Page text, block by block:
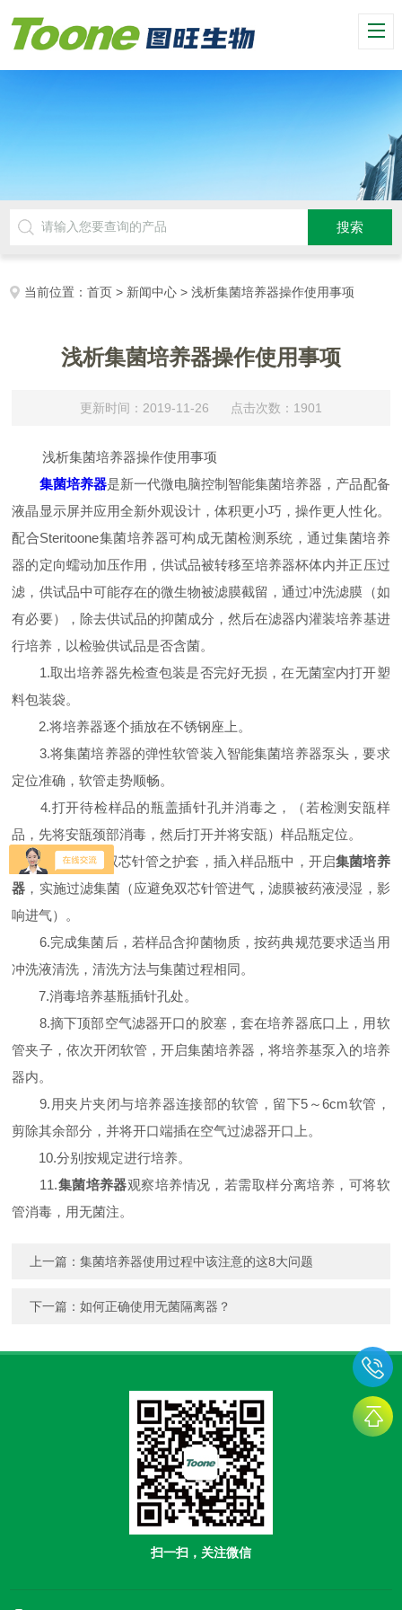
当前位置：首页 > 新闻中心 > 浅析集菌培养器操作使用事项
浅析集菌培养器操作使用事项
更新时间：2019-11-26 点击次数：1901
浅析集菌培养器操作使用事项
集菌培养器是新一代微电脑控制智能集菌培养器，产品配备
液晶显示屏并应用全新外观设计，体积更小巧，操作更人性化。
配合Steritoone集菌培养器可构成无菌检测系统，通过集菌培养
器的定向蠕动加压作用，供试品被转移至培养器杯体内并正压过
滤，供试品中可能存在的微生物被滤膜截留，通过冲洗滤膜（如
有必要），除去供试品的抑菌成分，然后在滤器内灌装培养基进
行培养，以检验供试品是否含菌。
1.取出培养器先检查包装是否完好无损，在无菌室内打开塑
料包装袋。
2.将培养器逐个插放在不锈钢座上。
3.将集菌培养器的弹性软管装入智能集菌培养器泵头，要求
定位准确，软管走势顺畅。
4.打开待检样品的瓶盖插针孔并消毒之，（若检测安瓿样
品，先将安瓿颈部消毒，然后打开并将安瓿）样品瓶定位。
5.拔去进样双芯针管之护套，插入样品瓶中，开启集菌培养
器 ，实施过滤集菌（应避免双芯针管进气，滤膜被药液浸湿，影
响进气）。
6.完成集菌后，若样品含抑菌物质，按药典规范要求适当用
冲洗液清洗，清洗方法与集菌过程相同。
7.消毒培养基瓶插针孔处。
8.摘下顶部空气滤器开口的胶塞，套在培养器底口上，用软
管夹子，依次开闭软管，开启集菌培养器，将培养基泵入的培养
器内。
9.用夹片夹闭与培养器连接部的软管，留下5～6cm软管，
剪除其余部分，并将开口端插在空气过滤器开口上。
10.分别按规定进行培养。
11.集菌培养器观察培养情况，若需取样分离培养，可将软
管消毒，用无菌注。
上一篇：集菌培养器使用过程中该注意的这8大问题
下一篇：如何正确使用无菌隔离器？
扫一扫，关注微信